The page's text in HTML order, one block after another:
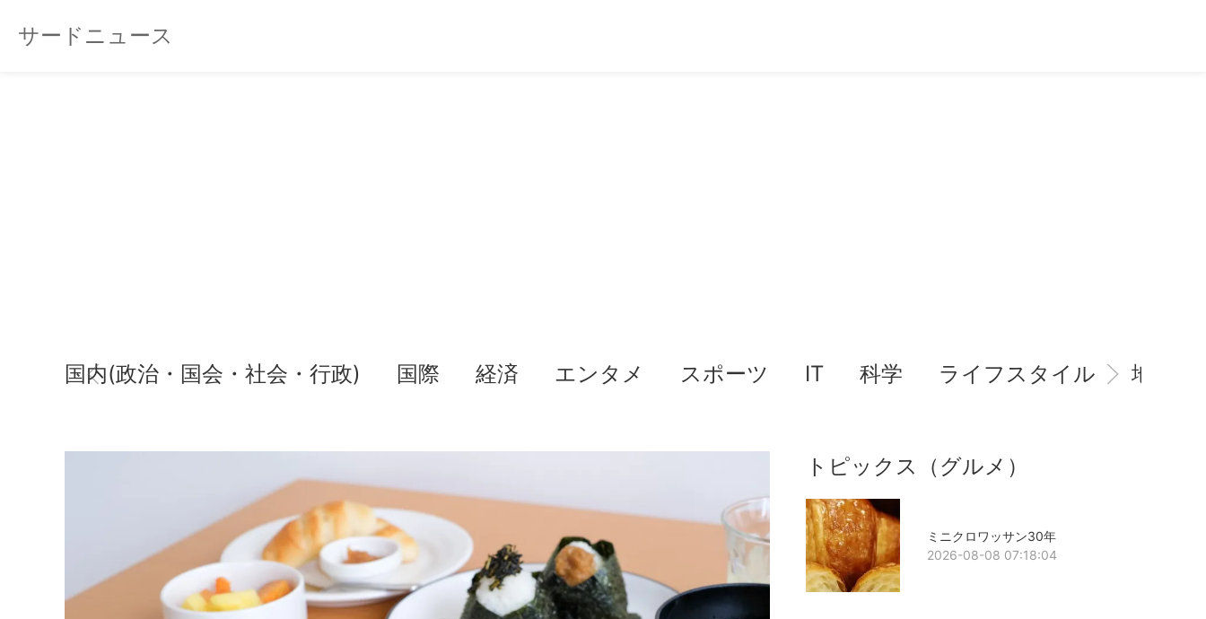
サードニュース
国内(政治・国会・社会・行政) 国際 経済 エンタメ スポーツ IT 科学 ライフスタイル 地域情
トピックス（グルメ）
ミニクロワッサン30年
2026-08-08 07:18:04